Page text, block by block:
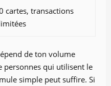
cartes, transactions
de ton volume
personnes qui utilisent le
simple peut suffire. Si